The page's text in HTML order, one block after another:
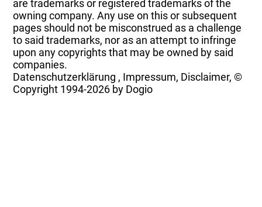
are trademarks or registered trademarks of the
owning company. Any use on this or subsequent
pages should not be misconstrued as a challenge
to said trademarks, nor as an attempt to infringe
upon any copyrights that may be owned by said
companies.
Datenschutzerklärung , Impressum, Disclaimer, ©
Copyright 1994-2026 by Dogio